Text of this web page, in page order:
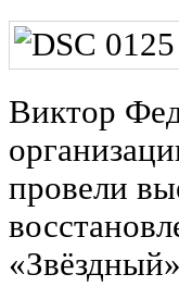
Виктор
провели